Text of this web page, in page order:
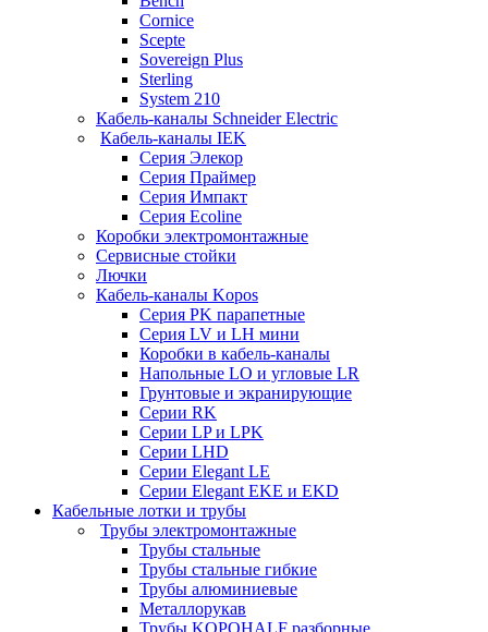
Cornice
Scepte
Sovereign Plus
Sterling
System 210
Кабель-каналы Schneider Electric
Кабель-каналы IEK
Серия Элекор
Серия Праймер
Серия Импакт
Серия Ecoline
Коробки электромонтажные
Сервисные стойки
Лючки
Кабель-каналы Kopos
Серия PK парапетные
Серия LV и LH мини
Коробки в кабель-каналы
Напольные LO и угловые LR
Грунтовые и экранирующие
Серии RK
Серии LP и LPK
Серии LHD
Серии Elegant LE
Серии Elegant EKE и EKD
Кабельные лотки и трубы
Трубы электромонтажные
Трубы стальные
Трубы стальные гибкие
Трубы алюминиевые
Металлорукав
Трубы KOPOHALF разборные